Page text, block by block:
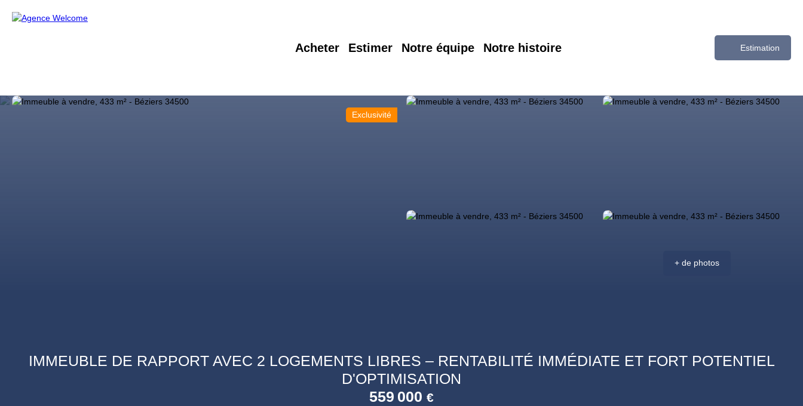
Acheter Estimer Notre équipe Notre histoire Estimation
Exclusivité
+ de photos
IMMEUBLE DE RAPPORT AVEC 2 LOGEMENTS LIBRES – RENTABILITÉ IMMÉDIATE ET FORT POTENTIEL
D'OPTIMISATION
559 000 €